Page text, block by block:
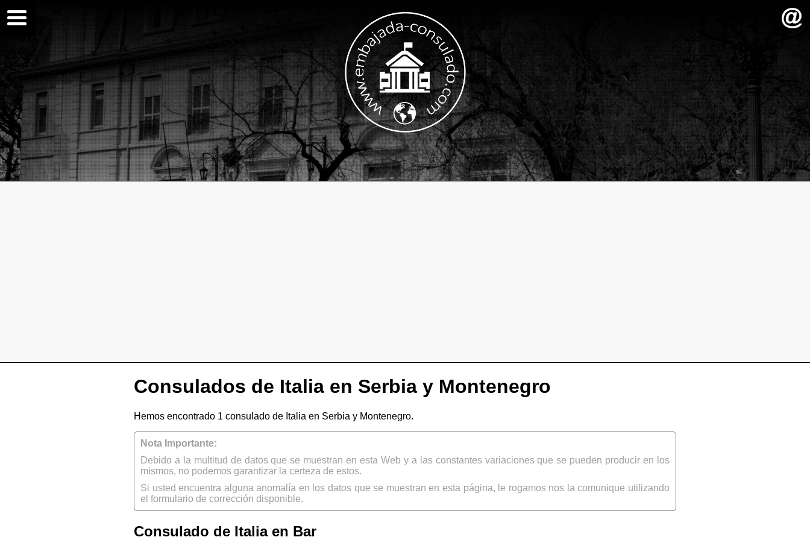
Consulados de Italia en Serbia y Montenegro
Hemos encontrado 1 consulado de Italia en Serbia y Montenegro.
Nota Importante:
Debido a la multitud de datos que se muestran en esta Web y a las constantes variaciones que se pueden producir en los
mismos, no podemos garantizar la certeza de estos.
Si usted encuentra alguna anomalía en los datos que se muestran en esta página, le rogamos nos la comunique utilizando
el formulario de corrección disponible.
Consulado de Italia en Bar